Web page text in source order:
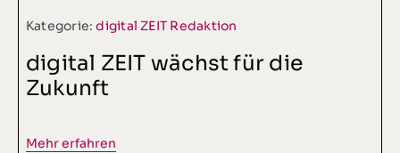
Kategorie:digital ZEIT Redaktion
digital ZEIT wächst für die
Zukunft
Mehr erfahren